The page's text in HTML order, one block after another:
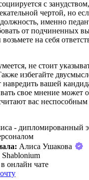
с
чертой, но
именно
от подчиненных
возьмете на себя
не стоит
избегайте
навредить вашей
свое мнение может
вас
Алиса Ушакова
Shablonium
онлайн чате